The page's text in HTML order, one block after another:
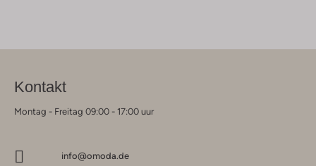
Kontakt
Montag - Freitag 09:00 - 17:00 uur
info@omoda.de